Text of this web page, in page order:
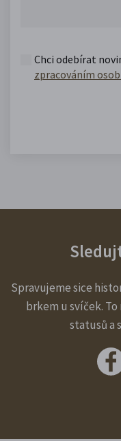
Chci odebírat
zpracováním
Spravujeme sice
brkem u svíček.
statusů a